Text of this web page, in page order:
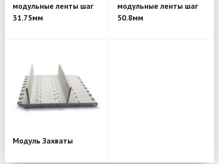
модульные ленты шаг
31.75мм
модульные ленты шаг
50.8мм
Модуль Захваты